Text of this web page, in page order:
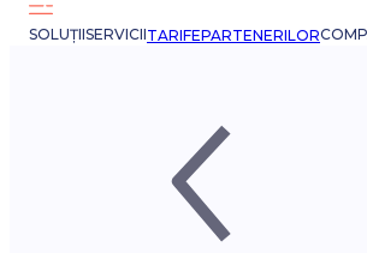
SOLUȚIISERVICIITARIFEPARTENERILOR